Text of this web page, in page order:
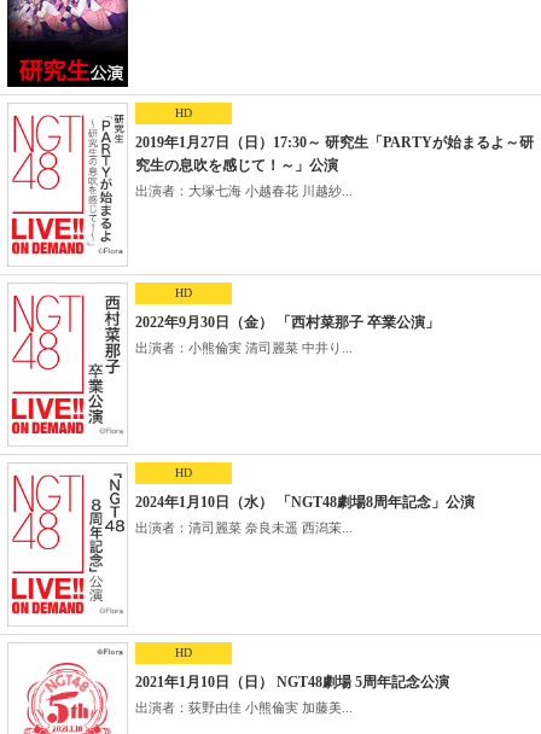
HD
2019年1月27日（日）17:30～ 研究生「PARTYが始まるよ～研
究生の息吹を感じて！～」公演
出演者：大塚七海 小越春花 川越紗...
HD
2022年9月30日（金） 「西村菜那子 卒業公演」
出演者：小熊倫実 清司麗菜 中井り...
HD
2024年1月10日（水） 「NGT48劇場8周年記念」公演
出演者：清司麗菜 奈良未遥 西潟茉...
HD
2021年1月10日（日） NGT48劇場 5周年記念公演
出演者：荻野由佳 小熊倫実 加藤美...